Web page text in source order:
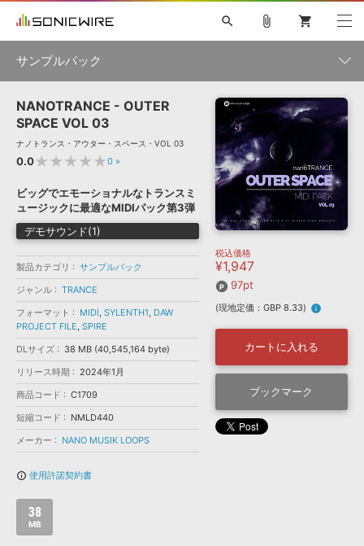
ソフト音源 »
プラグイン・エフェクト »
サンプルパック »
ソフトウェア／ツール »
DAW »
効果音 »
BGM »
特集 »
ニュースレター »
SONICWIREブログ »
製品サポート情報 »
DTMガイド »
FAQ »
お問い合わせ »
音楽カード
楽曲配信流通 サービス
無償のサウンド管理ソフト
SLS
search
初音ミク NT 鏡音リン・レン V4X 巡音ルカ V4X
MEIKO V3
KAITO V3
VOCALOID TOONTRACK
SPITFIRE AUDIO
VIENNA
EZ DRUMMER 3 SERUM
ライセンスフリーBGM
ボーカル抜き出し
DUBSTEP
ELECTRONICA
EDM TRANCE MUTANT
ROUTER.FM
SONOCA
ソフト音源 プラグイン・エフェクト
ソフトウェア／ツール 効果音
attach_file shopping_cart
サンプルパック
製品一覧
メーカー
フォーマット
ランキング
NANOTRANCE - OUTER
SPACE VOL 03
ナノトランス・アウター・スペース・VOL 03
0.0★★★★★0 »
ビッグでエモーショナルなトランスミ
ュージックに最適なMIDIパック第3弾
デモサウンド(1)
製品カテゴリ
サンプルパック
ジャンル
TRANCE
フォーマット
MIDI, SYLENTH1, DAW
PROJECT FILE, SPIRE
DLサイズ
38 MB (40,545,164 byte)
リリース時期
2024年1月
商品コード
C1709
短縮コード
NMLD440
メーカー
NANO MUSIK LOOPS
info_outline 使用許諾契約書
38
MB
税込価格
¥1,947
97pt
(現地定価：GBP 8.33) info
カートに入れる
ブックマーク